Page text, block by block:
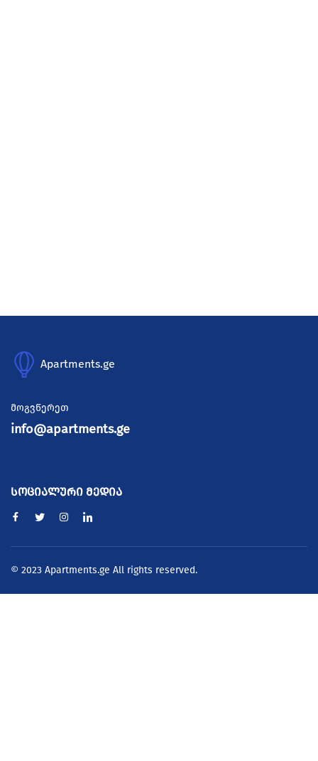
Apartments.ge
მოგვწერეთ
info@apartments.ge
სოციალური მედია
© 2023 Apartments.ge All rights reserved.